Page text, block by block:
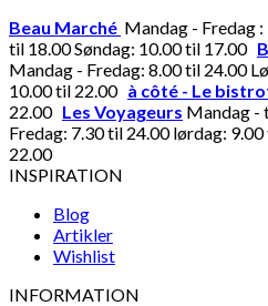
Beau Marché Mandag - Fredag
til 18.00 Søndag: 10.00 til 17.00
Mandag - Fredag: 8.00 til 24.00
10.00 til 22.00 à côté - Le
22.00 Les Voyageurs Mandag -
Fredag: 7.30 til 24.00 lørdag:
22.00
INSPIRATION
Blog
Artikler
Wishlist
INFORMATION